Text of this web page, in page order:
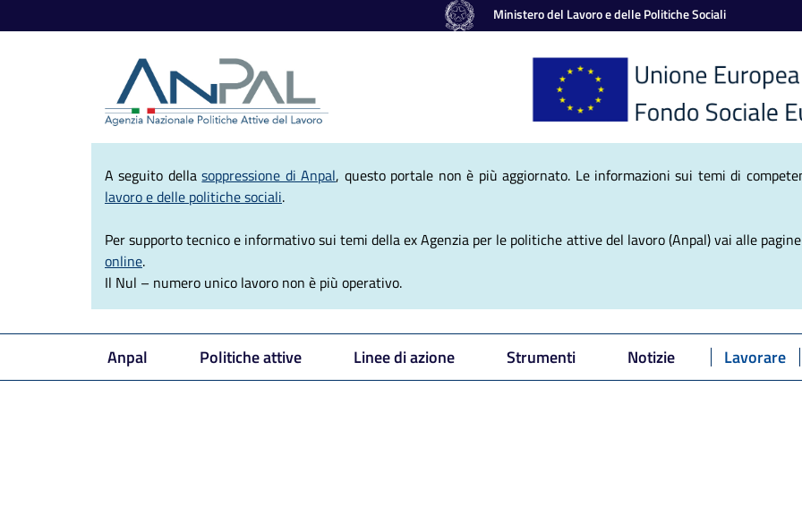
Ministero del Lavoro e delle Politiche Sociali
Agenzia Nazionale Politiche
A seguito dellasoppressione di Anpal, questo portale non è più aggiornato. Le informazioni sui temi di
lavoro e delle politiche sociali.
Per supporto tecnico e informativo sui temi della ex Agenzia per le politiche attive del lavoro (Anpal) vai alle pagine
online.
Il Nul – numero unico lavoro non è più operativo.
Anpal Politiche attive Linee di azione Strumenti Notizie Lavorare